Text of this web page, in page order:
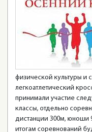
физической культуры и
легкоатлетический
принимали участие
классы, отдельно
дистанции 300м, юноши
итогам соревнований